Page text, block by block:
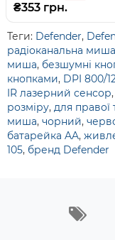
₴353 грн.
Теги: Defender,
радіоканальна миша
миша, безшумні
кнопками, DPI 800/
IR лазерний сенсор,
розміру, для правої
миша, чорний,
батарейка AA,
105, бренд Defender